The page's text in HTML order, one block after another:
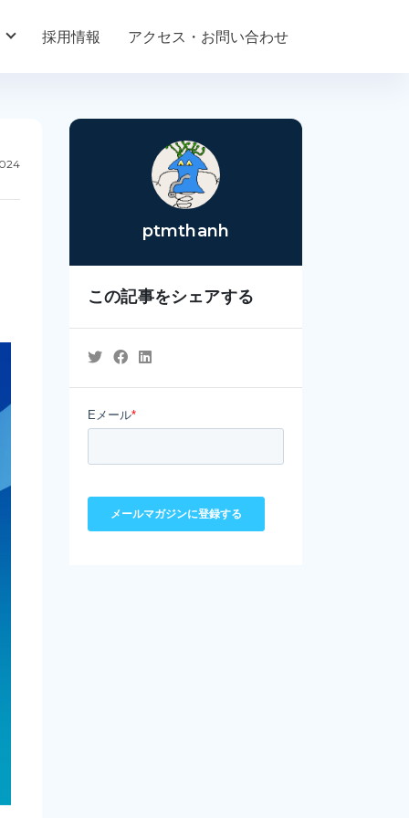
採用情報 アクセス・お問い合わせ
ptmthanh
この記事をシェアする